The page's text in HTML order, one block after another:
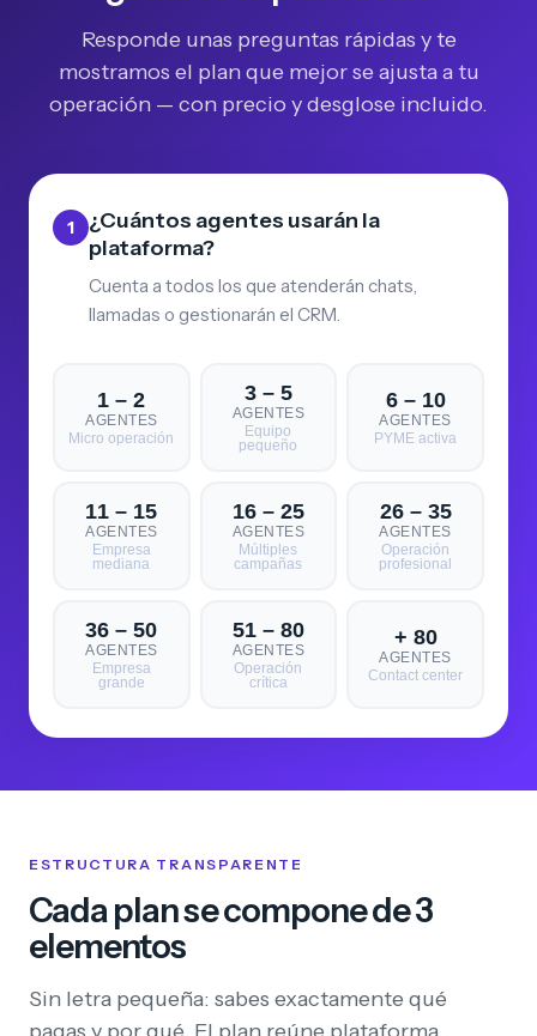
Responde unas preguntas rápidas y te
mostramos el plan que mejor se ajusta a tu
operación — con precio y desglose incluido.
1
¿Cuántos agentes usarán la
plataforma?
Cuenta a todos los que atenderán chats,
llamadas o gestionarán el CRM.
1 – 2
AGENTES
Micro operación
3 – 5
AGENTES
Equipo
pequeño
6 – 10
AGENTES
PYME activa
11 – 15
AGENTES
Empresa
mediana
16 – 25
AGENTES
Múltiples
campañas
26 – 35
AGENTES
Operación
profesional
36 – 50
AGENTES
Empresa
grande
51 – 80
AGENTES
Operación
crítica
+ 80
AGENTES
Contact center
ESTRUCTURA TRANSPARENTE
Cada plan se compone de 3
elementos
Sin letra pequeña: sabes exactamente qué